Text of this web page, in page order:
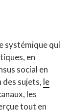
systémique qui
en
social en
sujets, le
les
tout en